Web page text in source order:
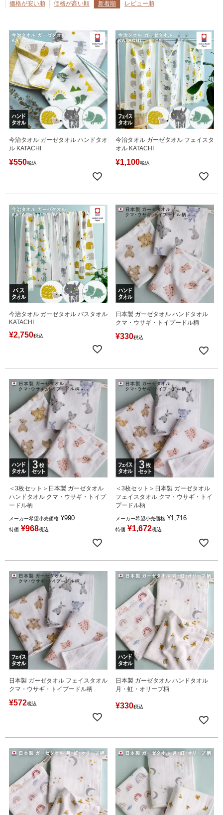
価格が安い順
価格が高い順 新着順 レビュー順
今治タオル ガーゼタオル ハンドタオ
ル KATACHI
¥550税込
今治タオル ガーゼタオル フェイスタ
オル KATACHI
¥1,100税込
今治タオル ガーゼタオル バスタオル
KATACHI
¥2,750税込
日本製 ガーゼタオル ハンドタオル
クマ・ウサギ・トイプードル柄
¥330税込
＜3枚セット＞日本製 ガーゼタオル
ハンドタオル クマ・ウサギ・トイプ
ードル柄
メーカー希望小売価格 ¥990
特価 ¥968税込
＜3枚セット＞日本製 ガーゼタオル
フェイスタオル クマ・ウサギ・トイ
プードル柄
メーカー希望小売価格 ¥1,716
特価 ¥1,672税込
日本製 ガーゼタオル フェイスタオル
クマ・ウサギ・トイプードル柄
¥572税込
日本製 ガーゼタオル ハンドタオル
月・虹・オリーブ柄
¥330税込